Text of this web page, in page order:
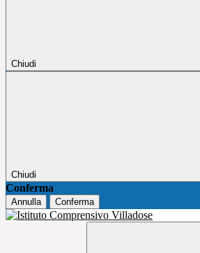
Chiudi
Chiudi
Conferma
Annulla Conferma